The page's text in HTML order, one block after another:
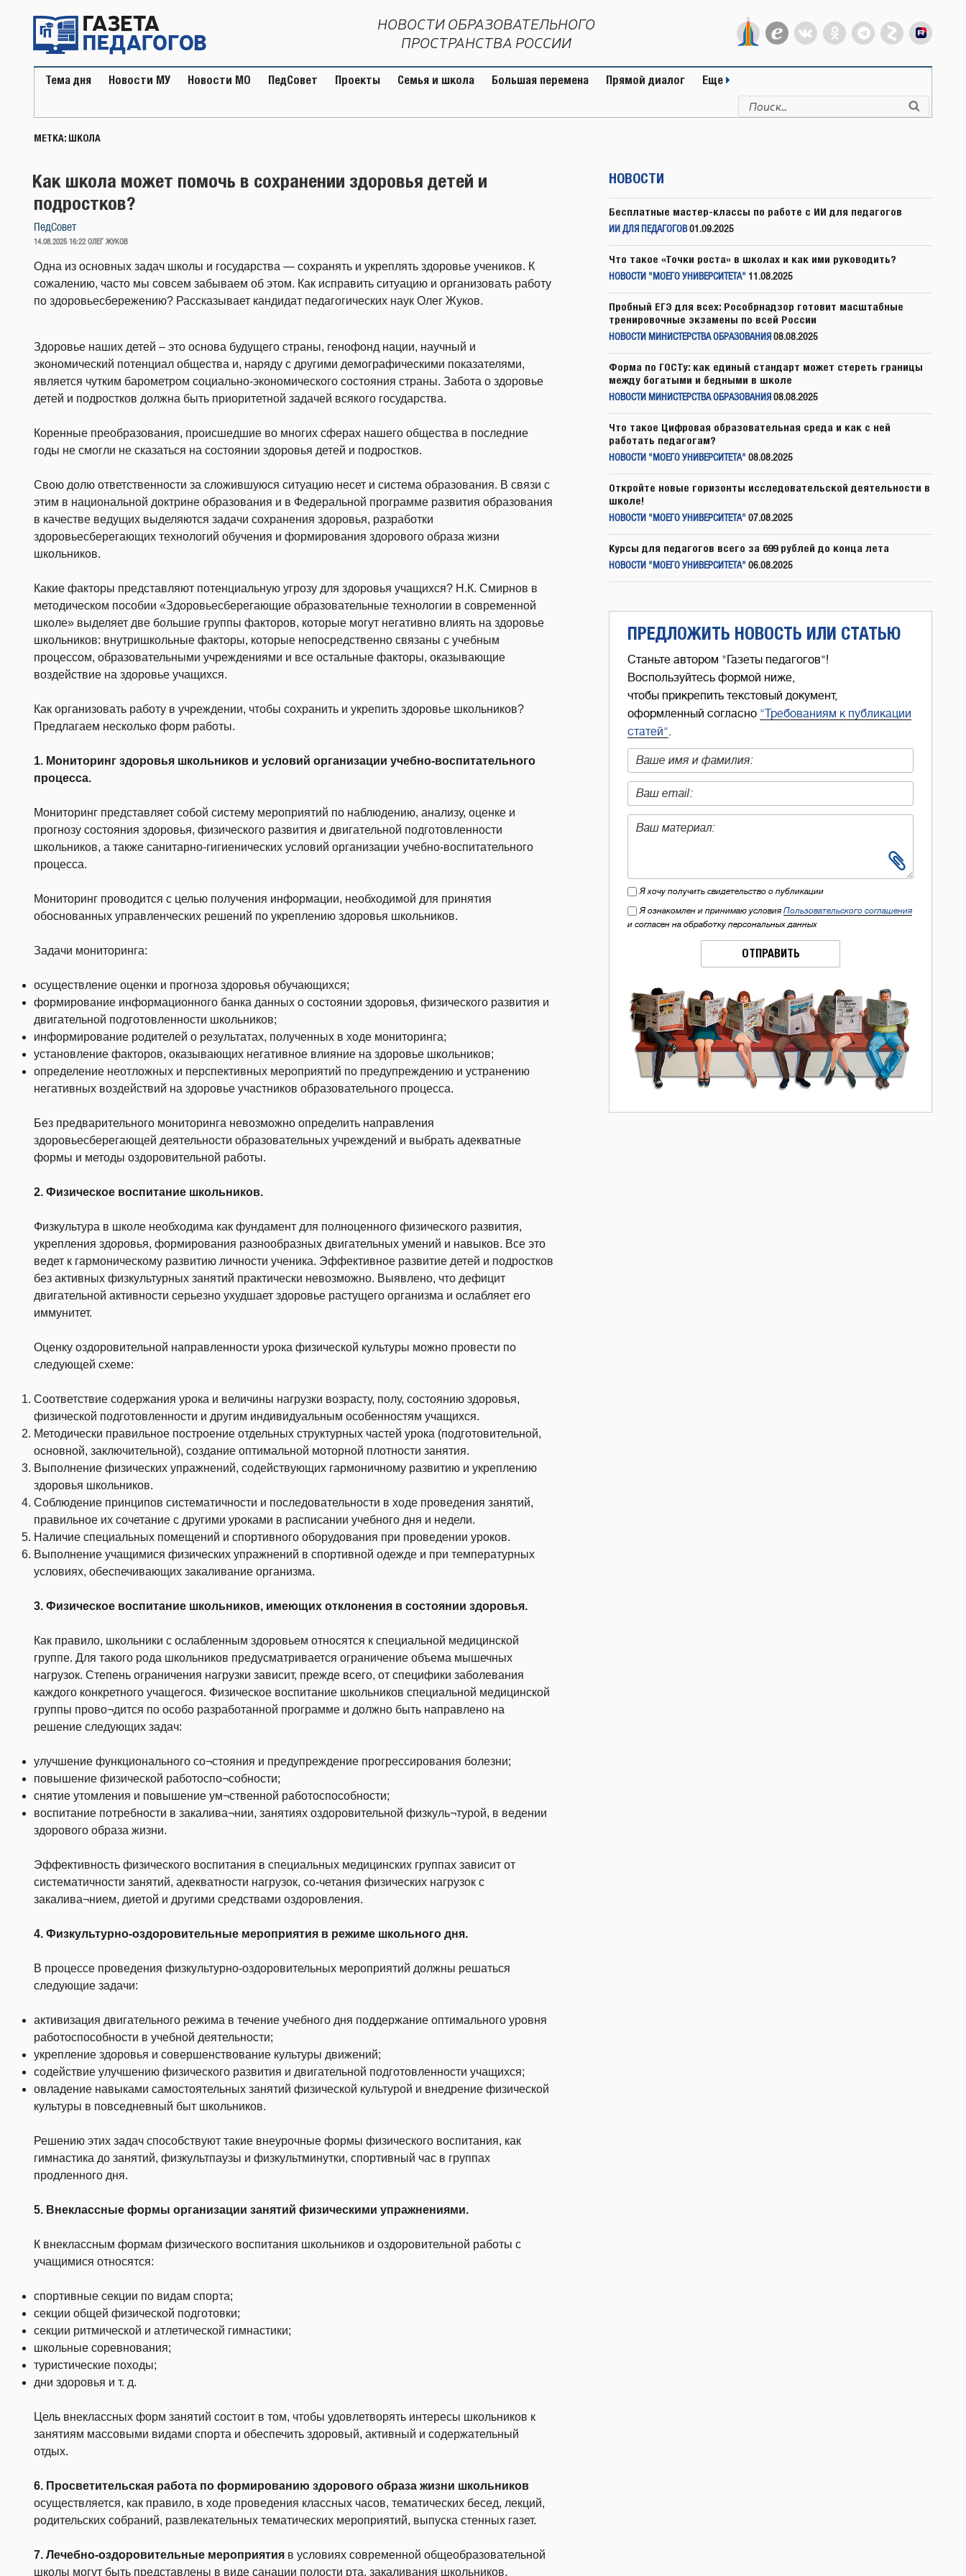
содержимому
НОВОСТИ ОБРАЗОВАТЕЛЬНОГО
ПРОСТРАНСТВА РОССИИ
Тема дня Новости МУ Новости МО ПедСовет Проекты Семья и школа Большая перемена Прямой диалог Еще
Искать:
МЕТКА: ШКОЛА
Как школа может помочь в сохранении здоровья детей и
подростков?
ПедСовет
ОПУБЛИКОВАНО
14.08.2025 16:22 ОЛЕГ ЖУКОВ
Одна из основных задач школы и государства — сохранять и укреплять здоровье учеников. К
сожалению, часто мы совсем забываем об этом. Как исправить ситуацию и организовать работу
по здоровьесбережению? Рассказывает кандидат педагогических наук Олег Жуков.
Здоровье наших детей – это основа будущего страны, генофонд нации, научный и
экономический потенциал общества и, наряду с другими демографическими показателями,
является чутким барометром социально-экономического состояния страны. Забота о здоровье
детей и подростков должна быть приоритетной задачей всякого государства.
Коренные преобразования, происшедшие во многих сферах нашего общества в последние
годы не смогли не сказаться на состоянии здоровья детей и подростков.
Свою долю ответственности за сложившуюся ситуацию несет и система образования. В связи с
этим в национальной доктрине образования и в Федеральной программе развития образования
в качестве ведущих выделяются задачи сохранения здоровья, разработки
здоровьесберегающих технологий обучения и формирования здорового образа жизни
школьников.
Какие факторы представляют потенциальную угрозу для здоровья учащихся? Н.К. Смирнов в
методическом пособии «Здоровьесберегающие образовательные технологии в современной
школе» выделяет две большие группы факторов, которые могут негативно влиять на здоровье
школьников: внутришкольные факторы, которые непосредственно связаны с учебным
процессом, образовательными учреждениями и все остальные факторы, оказывающие
воздействие на здоровье учащихся.
Как организовать работу в учреждении, чтобы сохранить и укрепить здоровье школьников?
Предлагаем несколько форм работы.
1. Мониторинг здоровья школьников и условий организации учебно-воспитательного
процесса.
Мониторинг представляет собой систему мероприятий по наблюдению, анализу, оценке и
прогнозу состояния здоровья, физического развития и двигательной подготовленности
школьников, а также санитарно-гигиенических условий организации учебно-воспитательного
процесса.
Мониторинг проводится с целью получения информации, необходимой для принятия
обоснованных управленческих решений по укреплению здоровья школьников.
Задачи мониторинга:
осуществление оценки и прогноза здоровья обучающихся;
формирование информационного банка данных о состоянии здоровья, физического развития и
двигательной подготовленности школьников;
информирование родителей о результатах, полученных в ходе мониторинга;
установление факторов, оказывающих негативное влияние на здоровье школьников;
определение неотложных и перспективных мероприятий по предупреждению и устранению
негативных воздействий на здоровье участников образовательного процесса.
Без предварительного мониторинга невозможно определить направления
здоровьесберегающей деятельности образовательных учреждений и выбрать адекватные
формы и методы оздоровительной работы.
2. Физическое воспитание школьников.
Физкультура в школе необходима как фундамент для полноценного физического развития,
укрепления здоровья, формирования разнообразных двигательных умений и навыков. Все это
ведет к гармоническому развитию личности ученика. Эффективное развитие детей и подростков
без активных физкультурных занятий практически невозможно. Выявлено, что дефицит
двигательной активности серьезно ухудшает здоровье растущего организма и ослабляет его
иммунитет.
Оценку оздоровительной направленности урока физической культуры можно провести по
следующей схеме:
Соответствие содержания урока и величины нагрузки возрасту, полу, состоянию здоровья,
физической подготовленности и другим индивидуальным особенностям учащихся.
Методически правильное построение отдельных структурных частей урока (подготовительной,
основной, заключительной), создание оптимальной моторной плотности занятия.
Выполнение физических упражнений, содействующих гармоничному развитию и укреплению
здоровья школьников.
Соблюдение принципов систематичности и последовательности в ходе проведения занятий,
правильное их сочетание с другими уроками в расписании учебного дня и недели.
Наличие специальных помещений и спортивного оборудования при проведении уроков.
Выполнение учащимися физических упражнений в спортивной одежде и при температурных
условиях, обеспечивающих закаливание организма.
3. Физическое воспитание школьников, имеющих отклонения в состоянии здоровья.
Как правило, школьники с ослабленным здоровьем относятся к специальной медицинской
группе. Для такого рода школьников предусматривается ограничение объема мышечных
нагрузок. Степень ограничения нагрузки зависит, прежде всего, от специфики заболевания
каждого конкретного учащегося. Физическое воспитание школьников специальной медицинской
группы прово¬дится по особо разработанной программе и должно быть направлено на
решение следующих задач:
улучшение функционального со¬стояния и предупреждение прогрессирования болезни;
повышение физической работоспо¬собности;
снятие утомления и повышение ум¬ственной работоспособности;
воспитание потребности в закалива¬нии, занятиях оздоровительной физкуль¬турой, в ведении
здорового образа жизни.
Эффективность физического воспитания в специальных медицинских группах зависит от
систематичности занятий, адекватности нагрузок, со-четания физических нагрузок с
закалива¬нием, диетой и другими средствами оздоровления.
4. Физкультурно-оздоровительные мероприятия в режиме школьного дня.
В процессе проведения физкультурно-оздоровительных мероприятий должны решаться
следующие задачи:
активизация двигательного режима в течение учебного дня поддержание оптимального уровня
работоспособности в учебной деятельности;
укрепление здоровья и совершенствование культуры движений;
содействие улучшению физического развития и двигательной подготовленности учащихся;
овладение навыками самостоятельных занятий физической культурой и внедрение физической
культуры в повседневный быт школьников.
Решению этих задач способствуют такие внеурочные формы физического воспитания, как
гимнастика до занятий, физкультпаузы и физкультминутки, спортивный час в группах
продленного дня.
5. Внеклассные формы организации занятий физическими упражнениями.
К внеклассным формам физического воспитания школьников и оздоровительной работы с
учащимися относятся:
спортивные секции по видам спорта;
секции общей физической подготовки;
секции ритмической и атлетической гимнастики;
школьные соревнования;
туристические походы;
дни здоровья и т. д.
Цель внеклассных форм занятий состоит в том, чтобы удовлетворять интересы школьников к
занятиям массовыми видами спорта и обеспечить здоровый, активный и содержательный
отдых.
6. Просветительская работа по формированию здорового образа жизни школьников
осуществляется, как правило, в ходе проведения классных часов, тематических бесед, лекций,
родительских собраний, развлекательных тематических мероприятий, выпуска стенных газет.
7. Лечебно-оздоровительные мероприятия в условиях современной общеобразовательной
школы могут быть представлены в виде санации полости рта, закаливания школьников,
НОВОСТИ
Бесплатные мастер-классы по работе с ИИ для педагогов
ИИ ДЛЯ ПЕДАГОГОВ 01.09.2025
Что такое «Точки роста» в школах и как ими руководить?
НОВОСТИ "МОЕГО УНИВЕРСИТЕТА" 11.08.2025
Пробный ЕГЭ для всех: Рособрнадзор готовит масштабные
тренировочные экзамены по всей России
НОВОСТИ МИНИСТЕРСТВА ОБРАЗОВАНИЯ 08.08.2025
Форма по ГОСТу: как единый стандарт может стереть границы
между богатыми и бедными в школе
НОВОСТИ МИНИСТЕРСТВА ОБРАЗОВАНИЯ 08.08.2025
Что такое Цифровая образовательная среда и как с ней
работать педагогам?
НОВОСТИ "МОЕГО УНИВЕРСИТЕТА" 08.08.2025
Откройте новые горизонты исследовательской деятельности в
школе!
НОВОСТИ "МОЕГО УНИВЕРСИТЕТА" 07.08.2025
Курсы для педагогов всего за 699 рублей до конца лета
НОВОСТИ "МОЕГО УНИВЕРСИТЕТА" 06.08.2025
ПРЕДЛОЖИТЬ НОВОСТЬ ИЛИ СТАТЬЮ
Станьте автором "Газеты педагогов"!
Воспользуйтесь формой ниже,
чтобы прикрепить текстовый документ,
оформленный согласно "Требованиям к публикации
статей"
Я хочу получить свидетельство о публикации
Я ознакомлен и принимаю условия Пользовательского соглашения
и согласен на обработку персональных данных
ОТПРАВИТЬ